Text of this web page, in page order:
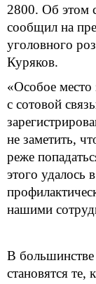
2800. Об этом
сообщил на
уголовного
Куряков.
«Особое место
с сотовой
не заметить,
реже
этого удалось
нашими
В
становятся те,